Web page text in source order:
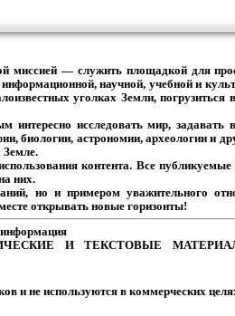
миссией — служитьплощадкойдля
информационной, научной, учебнойи
уголках Земли,погрузиться в
интересно исследоватьмир, задавать
биологии, астрономии,археологиии
Земле.
контента. Всепубликуемые
них.
но ипримеромуважительного
открывать новые горизонты!
информация
ИТЕКСТОВЫЕ
и не используются в коммерческих